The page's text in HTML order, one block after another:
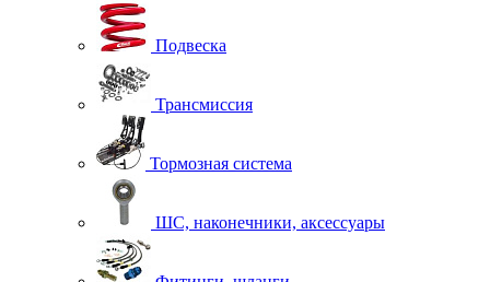
Подвеска
Трансмиссия
Тормозная система
ШС, наконечники, аксессуары